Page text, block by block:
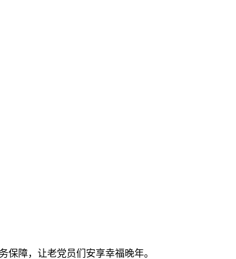
障，让老党员们安享幸福晚年。